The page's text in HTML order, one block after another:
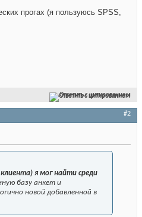
прогах (я пользуюсь SPSS,
Ответить с цитированием
#2
я мог найти среди
базу анкет и
новой добавленной в